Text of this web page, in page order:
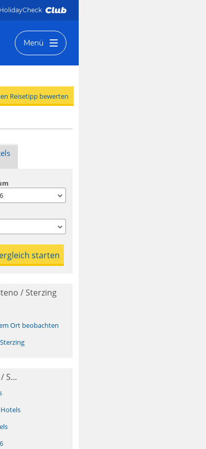
HolidayCheck
Menü
Reisetipp bewerten
/ Sterzing
Ort beobachten
S...